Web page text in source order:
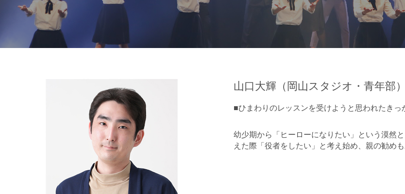
山口大輝（岡山スタジオ・青年部）
■ひまわりのレッスンを受けようと思われたきっ
幼少期から「ヒーローになりたい」という漠然
えた際「役者をしたい」と考え始め、 親の勧め